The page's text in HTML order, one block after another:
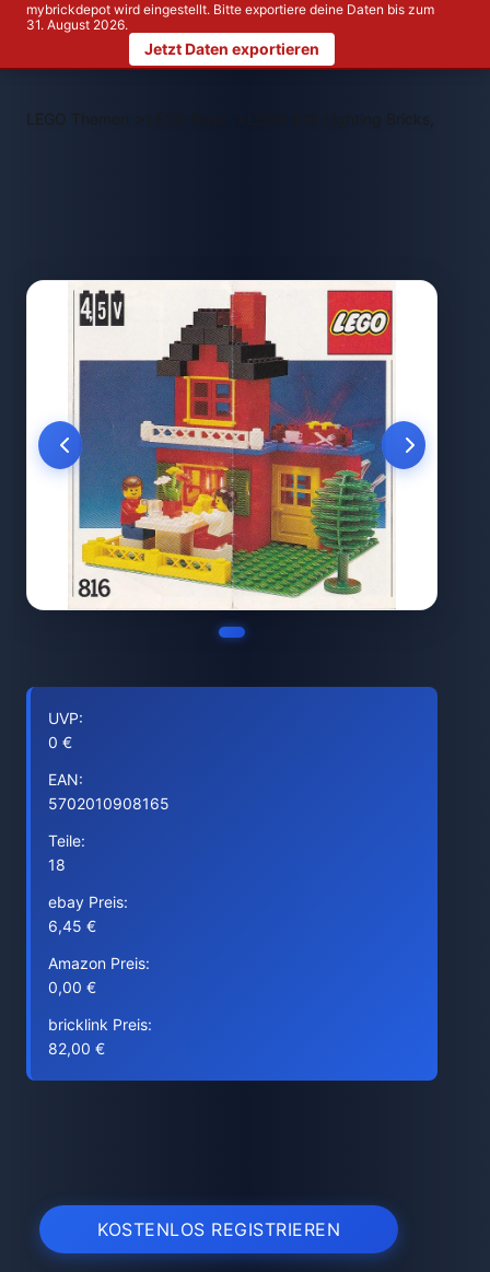
mybrickdepot wird eingestellt. Bitte exportiere deine Daten bis zum
31. August 2026.
Jetzt Daten exportieren
LEGO Themen > LEGO 816 Lighting Bricks, 4.5V
UVP:
0 €
EAN:
5702010908165
Teile:
18
ebay Preis:
6,45 €
Amazon Preis:
0,00 €
bricklink Preis:
82,00 €
KOSTENLOS REGISTRIEREN